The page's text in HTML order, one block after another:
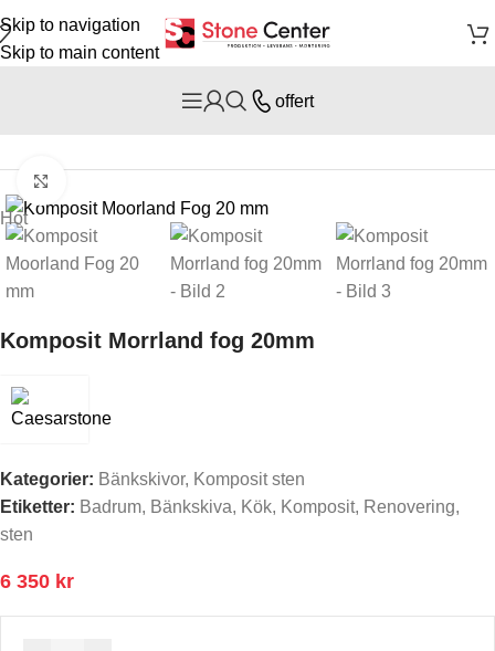
Skip to navigation
Skip to main content
offert
Hot
Komposit Morrland fog 20mm
Kategorier: Bänkskivor, Komposit sten
Etiketter: Badrum, Bänkskiva, Kök, Komposit, Renovering,
sten
6 350 kr